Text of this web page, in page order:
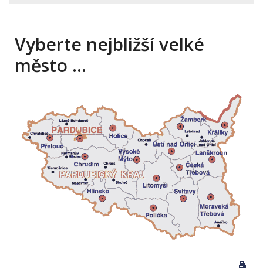
Vyberte nejbližší velké
město …